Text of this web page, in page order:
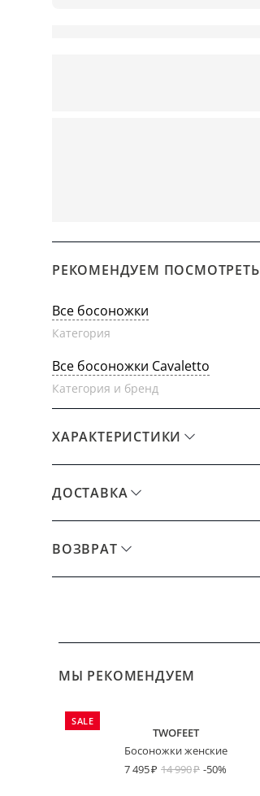
РЕКОМЕНДУЕМ ПОСМОТРЕТЬ
Все босоножки
Категория
Все босоножки Cavaletto
Категория и бренд
ХАРАКТЕРИСТИКИ
ДОСТАВКА
ВОЗВРАТ
МЫ РЕКОМЕНДУЕМ
SALE
TWOFEET
Босоножки женские
7 495
14 990 -50%